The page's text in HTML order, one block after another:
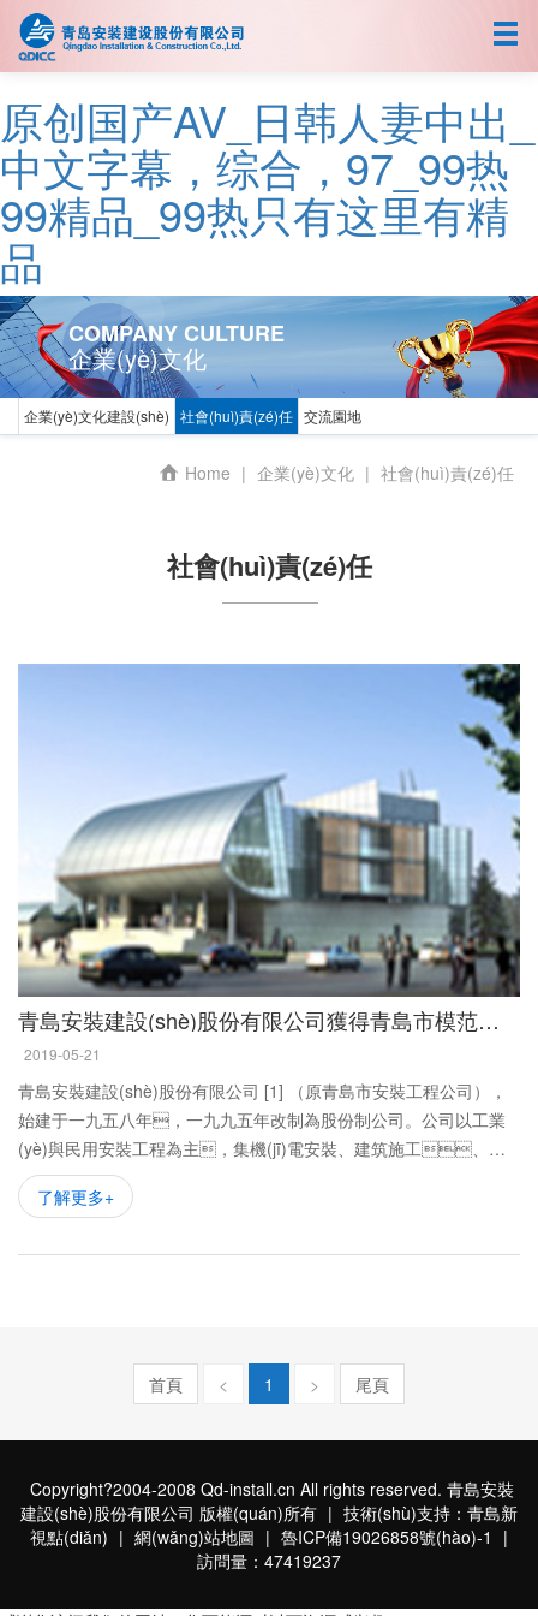
原创国产AV_日韩人妻中出_
中文字幕，综合，97_99热
99精品_99热只有这里有精
品
新聞中心
人力資源
企業(yè)文化
EN
中文
COMPANY CULTURE
企業(yè)文化
企業(yè)文化建設(shè) 社會(huì)責(zé)任 交流園地
Home | 企業(yè)文化 | 社會(huì)責(zé)任
社會(huì)責(zé)任
青島安裝建設(shè)股份有限公司獲得青島市模范企業(yè)
2019-05-21
青島安裝建設(shè)股份有限公司 [1] （原青島市安裝工程公司），
始建于一九五八年，一九九五年改制為股份制公司。公司以工業
(yè)與民用安裝工程為主，集機(jī)電安裝、建筑施工、市
政工程施工、化工石油工程施工、基礎(chǔ)工程施
工、國際經(jīng)濟(jì)技術(shù)合作、援外工程承包于一體的
了解更多+
首頁 < 1 > 尾頁
Copyright?2004-2008 Qd-install.cn All rights reserved. 青島安裝
建設(shè)股份有限公司 版權(quán)所有 | 技術(shù)支持：青島新
視點(diǎn) | 網(wǎng)站地圖 | 魯ICP備19026858號(hào)-1
|
訪問量：47419237